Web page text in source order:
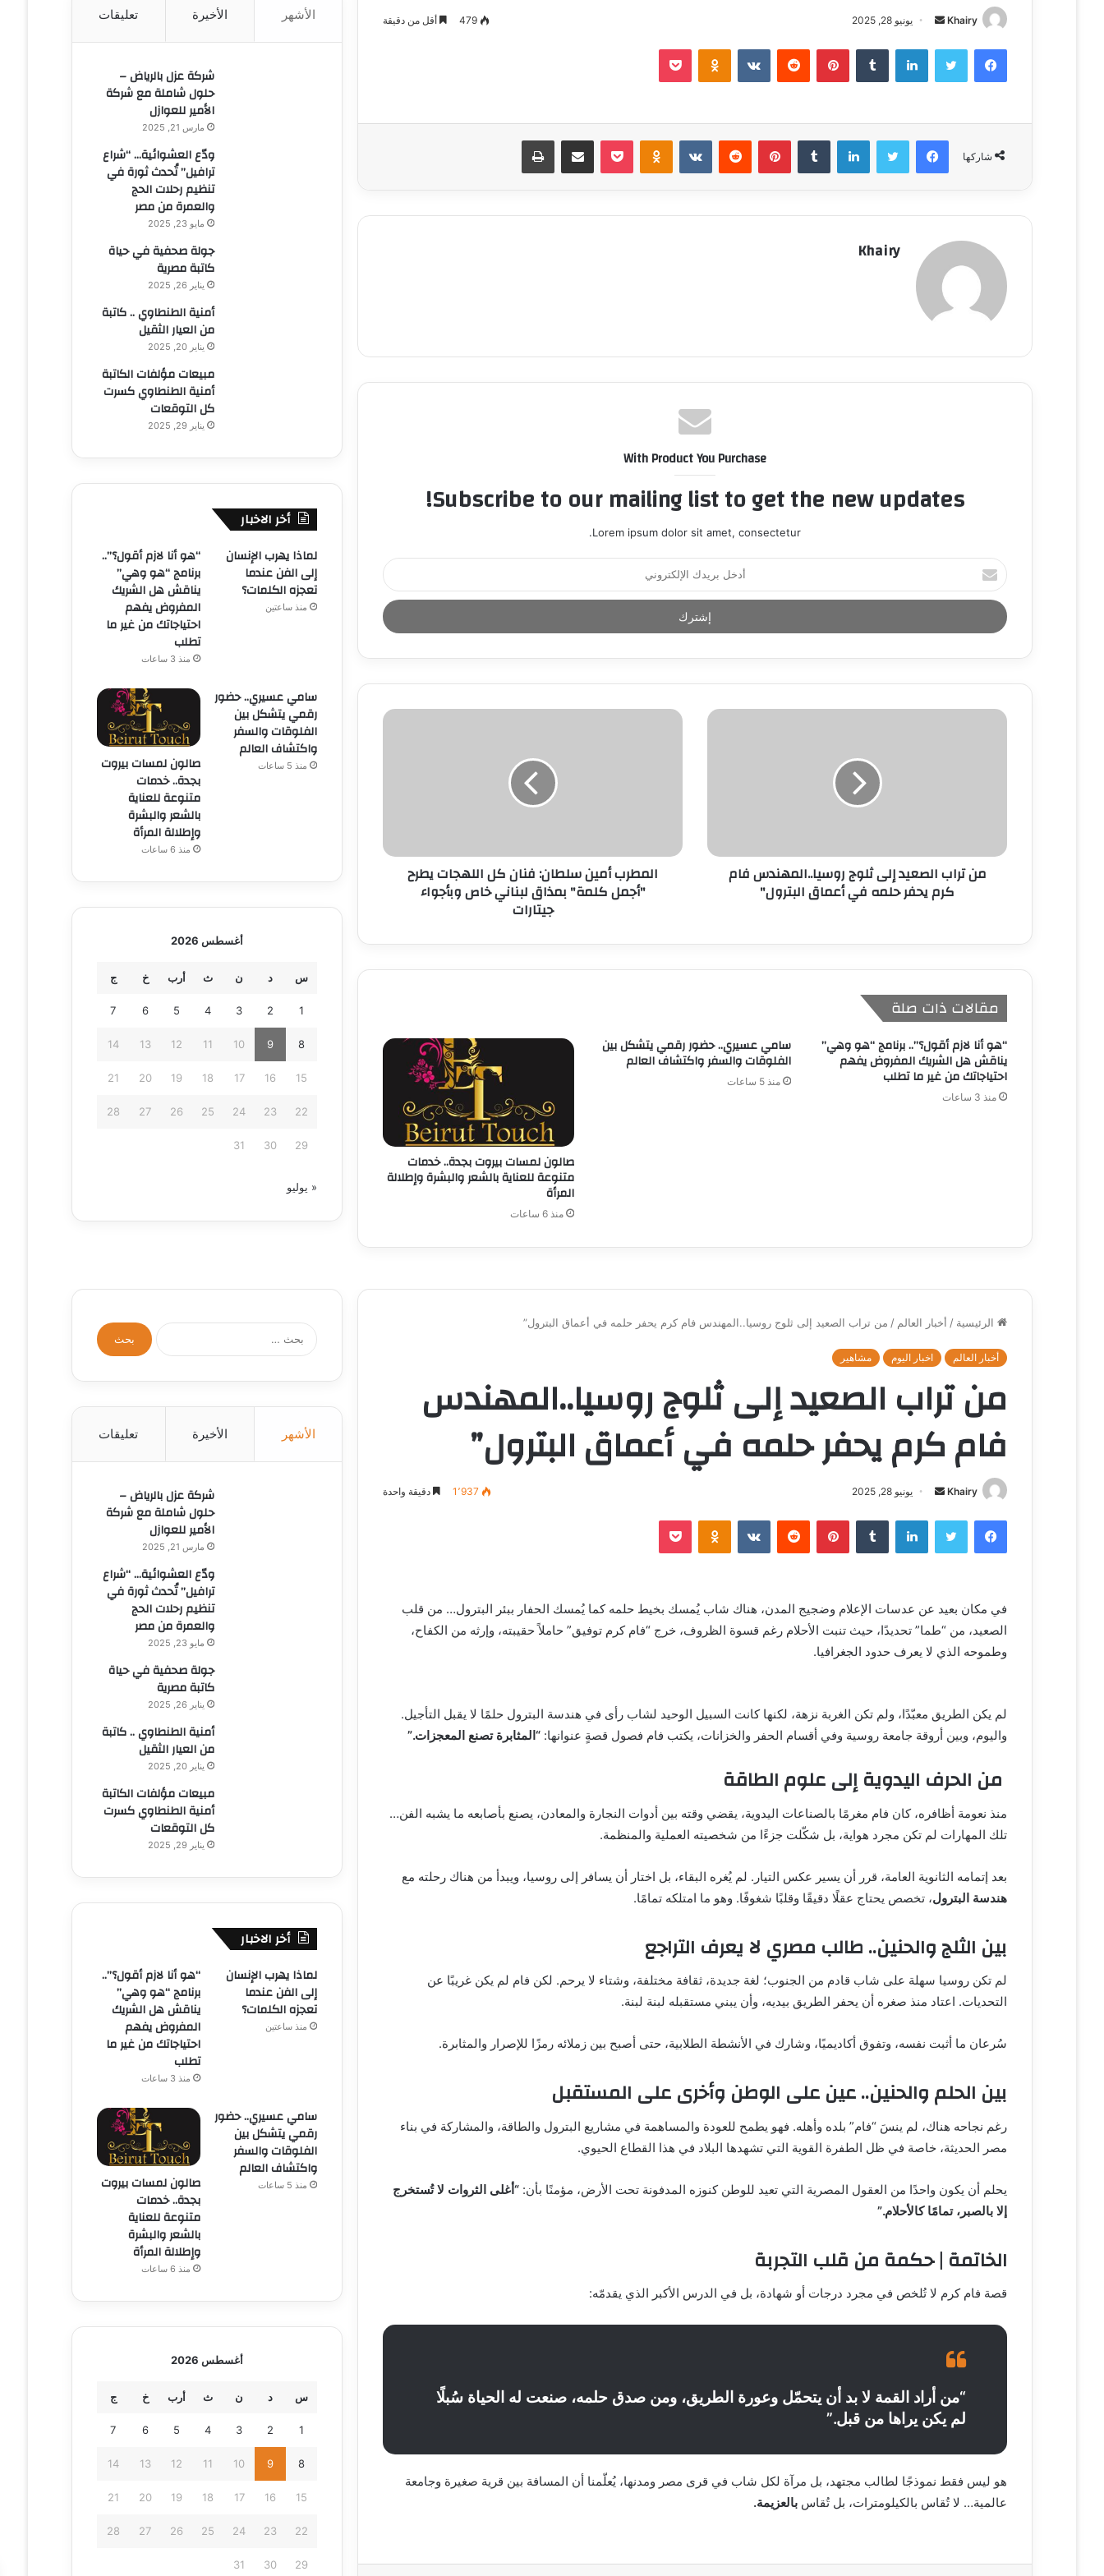
Khairy
أ
ل
ي
د
ل
ن
ا
يونيو 28, 2025 479 أقل من دقيقة
فيسبوك تويتر لينكدإن ‏Tumblr بينتيريست ‏Reddit
‏VKontakte
Odnoklassniki بوكيت
شاركها
فيسبوك تويتر لينكدإن ‏Tumblr بينتيريست ‏Reddit
‏VKontakte
Odnoklassniki بوكيت مشاركة عبر البريد طباعة
Khairy
With Product You Purchase
Subscribe to our mailing list to get the new updates!
Lorem ipsum dolor sit amet, consectetur.
أ
د
خ
ل
د
ا
من تراب الصعيد إلى ثلوج روسيا..المهندس فام
كرم يحفر حلمه في أعماق البترول"
المطرب أمين سلطان: فنان كل اللهجات يطرح
"أجمل كلمة" بمذاق لبناني خاص وبأجواء
جيتارات
مقالات ذات صلة
“هو أنا لازم أقول؟”.. برنامج “هو وهي”
يناقش هل الشريك المفروض يفهم
احتياجاتك من غير ما تطلب
منذ 3 ساعات
سامي عسيري.. حضور رقمي يتشكل بين
الفلوقات والسفر واكتشاف العالم
منذ 5 ساعات
صالون لمسات بيروت بجدة.. خدمات
متنوعة للعناية بالشعر والبشرة وإطلالة
المرأة
منذ 6 ساعات
الأشهر الأخيرة تعليقات
شركة عزل بالرياض –
حلول شاملة مع شركة
الأمير للعوازل
مارس 21, 2025
ودّع العشوائية… “شراع
ترافيل” تُحدث ثورة في
تنظيم رحلات الحج
والعمرة من مصر
مايو 23, 2025
جولة صحفية في حياة
كاتبة مصرية
يناير 26, 2025
أمنية الطنطاوي .. كاتبة
من العيار الثقيل
يناير 20, 2025
مبيعات مؤلفات الكاتبة
أمنية الطنطاوي كسرت
كل التوقعات
يناير 29, 2025
أخر الاخبار
لماذا يهرب الإنسان
إلى الفن عندما
تعجزه الكلمات؟
منذ ساعتين
“هو أنا لازم أقول؟”..
برنامج “هو وهي”
يناقش هل الشريك
المفروض يفهم
احتياجاتك من غير ما
تطلب
منذ 3 ساعات
سامي عسيري.. حضور
رقمي يتشكل بين
الفلوقات والسفر
واكتشاف العالم
منذ 5 ساعات
صالون لمسات بيروت
بجدة.. خدمات
متنوعة للعناية
بالشعر والبشرة
وإطلالة المرأة
منذ 6 ساعات
أغسطس 2026
س د ن ث أرب خ ج
1
2
3
4
5
6
7
8
9
10
11
12
13
14
15
16
17
18
19
20
21
22
23
24
25
26
27
28
29
30
31
« يوليو